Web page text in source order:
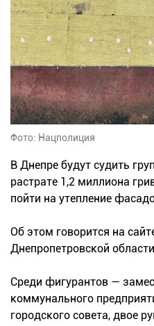
Фото: Нацполиция
В Днепре будут судить
растрате 1,2 миллиона
пойти на утепление
Об этом говорится на
Днепропетровской
Среди фигурантов —
коммунального
городского совета, двое